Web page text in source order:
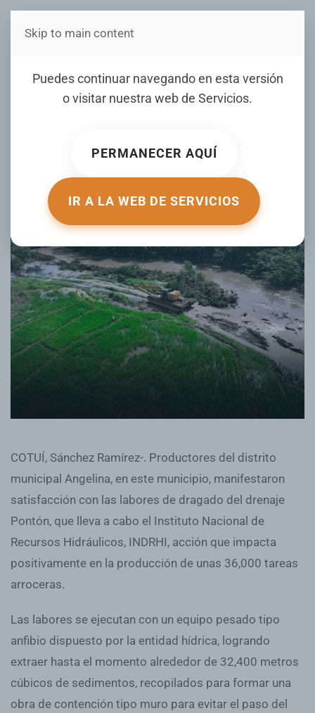
Estás en Telenord Medios
Puedes continuar navegando en esta versión
o visitar nuestra web de Servicios.
PERMANECER AQUÍ
IR A LA WEB DE SERVICIOS
Skip to main content
INDRHI avanza dragado del
drenaje Pontón en Cotuí;
arroceras
ESCRITO POR NOTICIERO TELENORD EL 03 MARZO 2026
PUBLICADO EN
LOCALES.
COTUÍ, Sánchez Ramírez-. Productores del distrito
municipal Angelina, en este municipio, manifestaron
satisfacción con las labores de dragado del drenaje
Pontón, que lleva a cabo el Instituto Nacional de
Recursos Hidráulicos, INDRHI, acción que impacta
positivamente en la producción de unas 36,000 tareas
arroceras.
Las labores se ejecutan con un equipo pesado tipo
anfibio dispuesto por la entidad hídrica, logrando
extraer hasta el momento alrededor de 32,400 metros
cúbicos de sedimentos, recopilados para formar una
obra de contención tipo muro para evitar el paso del